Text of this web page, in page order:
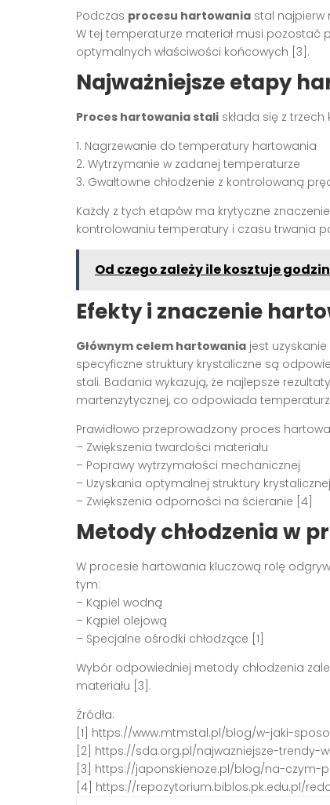
Podczas procesu hartowania stal najpierw
W tej temperaturze materiał musi pozostać
optymalnych właściwości końcowych [3].
Najważniejsze etapy
Proces hartowania stali składa się z
1. Nagrzewanie do temperatury hartowania
2. Wytrzymanie w zadanej temperaturze
3. Gwałtowne chłodzenie z kontrolowaną
Każdy z tych etapów ma krytyczne
kontrolowaniu temperatury i czasu trwania
Od czego zależy ile kosztuje
Efekty i znaczenie
Głównym celem hartowania jest
specyficzne struktury krystaliczne są
stali. Badania wykazują, że najlepsze
martenzytycznej, co odpowiada
Prawidłowo przeprowadzony proces
– Zwiększenia twardości materiału
– Poprawy wytrzymałości mechanicznej
– Uzyskania optymalnej struktury krystalicznej
– Zwiększenia odporności na ścieranie [4]
Metody chłodzenia w
W procesie hartowania kluczową rolę
tym:
– Kąpiel wodną
– Kąpiel olejową
– Specjalne ośrodki chłodzące [1]
Wybór odpowiedniej metody chłodzenia
materiału [3].
Źródła:
[1] https://www.mtmstal.pl/blog/w-jaki-
[2] https://sda.org.pl/najwazniejsze-
[3] https://japonskienoze.pl/blog/na-czym-
[4] https://repozytorium.biblos.pk.edu.pl/